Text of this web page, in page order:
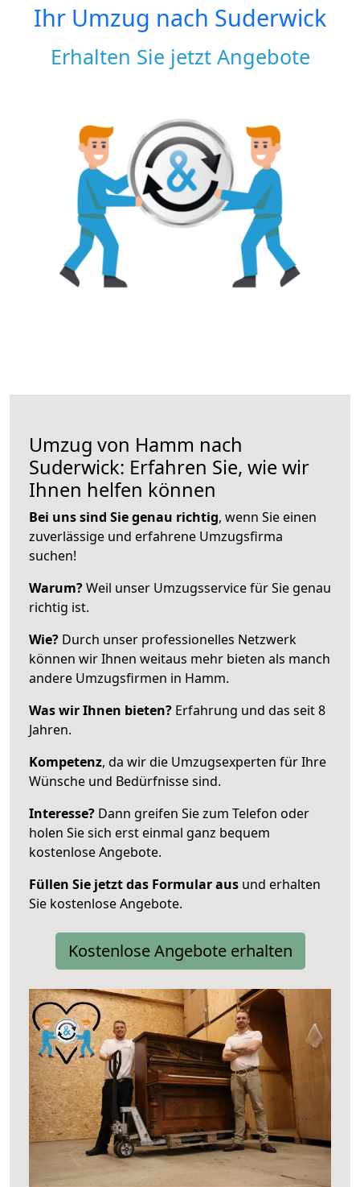
Ihr Umzug nach Suderwick
Erhalten Sie jetzt Angebote
Umzug von Hamm nach
Suderwick: Erfahren Sie, wie wir
Ihnen helfen können
Bei uns sind Sie genau richtig, wenn Sie einen
zuverlässige und erfahrene Umzugsfirma
suchen!
Warum?Weil unser Umzugsservice für Sie genau
richtig ist.
Wie? Durch unser professionelles Netzwerk
können wir Ihnen weitaus mehr bieten als manch
andere Umzugsfirmen in Hamm.
Was wir Ihnen bieten? Erfahrung und das seit 8
Jahren.
Kompetenz, da wir die Umzugsexperten für Ihre
Wünsche und Bedürfnisse sind.
Interesse? Dann greifen Sie zum Telefon oder
holen Sie sich erst einmal ganz bequem
kostenlose Angebote.
Füllen Sie jetzt das Formular aus und erhalten
Sie kostenlose Angebote.
Kostenlose Angebote erhalten